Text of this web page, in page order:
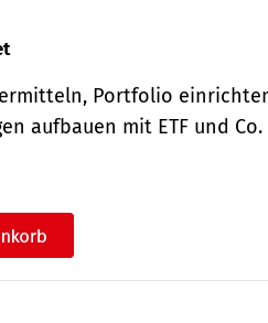
Portfolio
aufbauen mit ETF und